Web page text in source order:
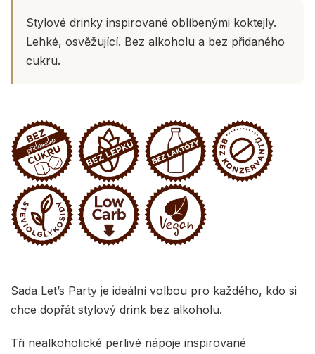
Stylové drinky inspirované oblíbenými koktejly.
Lehké, osvěžující. Bez alkoholu a bez přidaného
cukru.
Sada Let’s Party je ideální volbou pro každého, kdo si
chce dopřát stylový drink bez alkoholu.
Tři nealkoholické perlivé nápoje inspirované